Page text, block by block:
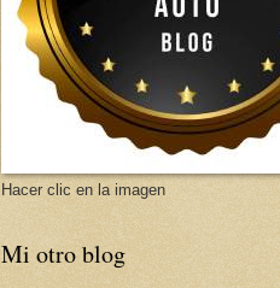
Hacer clic en la imagen
Mi otro blog